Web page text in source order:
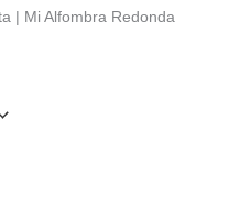
| Mi Alfombra Redonda